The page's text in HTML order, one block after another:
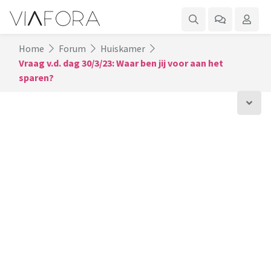
Home Forum
Huiskamer
Vraag v.d. dag 30/3/23: Waar ben jij voor aan het
sparen?